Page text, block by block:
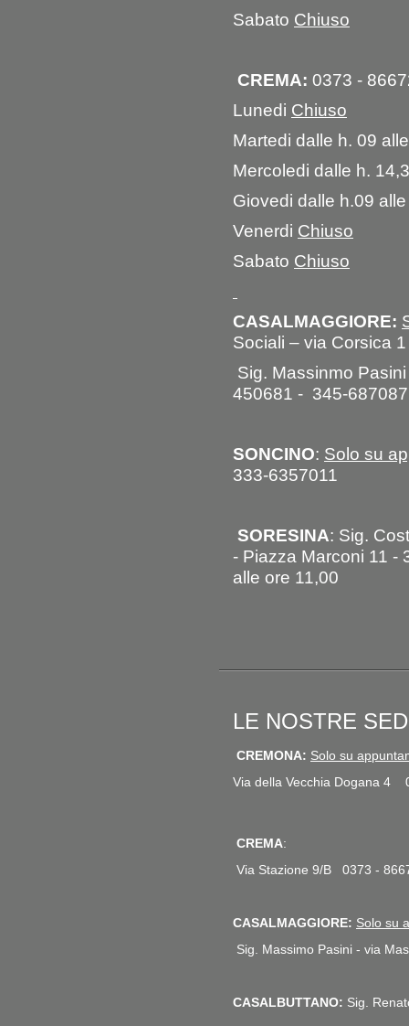
Sabato Chiuso
CREMA: 0373 -
Lunedi Chiuso
Martedi dalle h. 09
Mercoledi dalle h.
Giovedi dalle h.09
Venerdi Chiuso
Sabato Chiuso
CASALMAGGIORE:
Sociali – via Corsica 1
Sig. Massinmo
450681 - 345-
SONCINO: Solo su
333-6357011
SORESINA: Sig.
- Piazza Marconi 11
alle ore 11,00
LE NOSTRE
CREMONA: Solo su
Via della Vecchia Dogana 4
CREMA:
Via Stazione 9/B 0373 -
CASALMAGGIORE: Solo su
Sig. Massimo Pasini - via
CASALBUTTANO: Sig.